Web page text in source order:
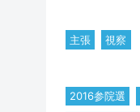
主張 視察
2016参院選